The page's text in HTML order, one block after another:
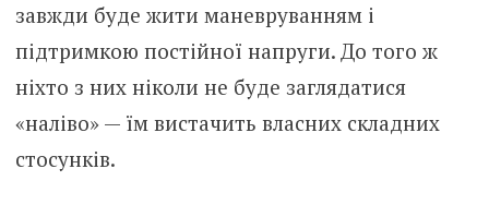
завжди буде жити маневруванням і
підтримкою постійної напруги. До того ж
ніхто з них ніколи не буде заглядатися
«наліво» — їм вистачить власних складних
стосунків.